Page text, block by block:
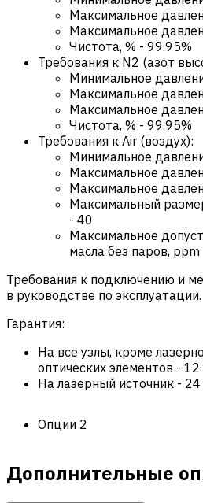
Максимальное
Максимальное
Чистота, % - 99.95%
Требования к N2 (азот
Минимальное
Максимальное
Максимальное
Чистота, % - 99.95%
Требования к Air (воздух):
Минимальное
Максимальное
Максимальное
Максимальный
- 40
Максимальное
масла без паров, ppm
Требования к подключению и
в руководстве по эксплуатации.
Гарантия:
На все узлы, кроме
оптических элементов - 12
На лазерный источник - 24
Опции 2
Дополнительные